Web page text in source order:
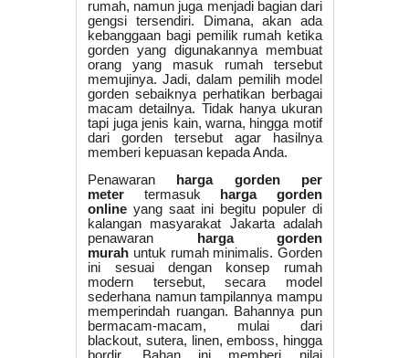
rumah, namun juga menjadi bagian dari
gengsi tersendiri. Dimana, akan ada
kebanggaan bagi pemilik rumah ketika
gorden yang digunakannya membuat
orang yang masuk rumah tersebut
memujinya. Jadi, dalam pemilih model
gorden sebaiknya perhatikan berbagai
macam detailnya. Tidak hanya ukuran
tapi juga jenis kain, warna, hingga motif
dari gorden tersebut agar hasilnya
memberi kepuasan kepada Anda.
Penawaran
harga gorden per
meter
termasuk
harga gorden
online yang saat ini begitu populer di
kalangan masyarakat Jakarta adalah
penawaran
harga gorden
murah untuk rumah minimalis. Gorden
ini sesuai dengan konsep rumah
modern tersebut, secara model
sederhana namun tampilannya mampu
memperindah ruangan. Bahannya pun
bermacam-macam, mulai dari
blackout, sutera, linen, emboss, hingga